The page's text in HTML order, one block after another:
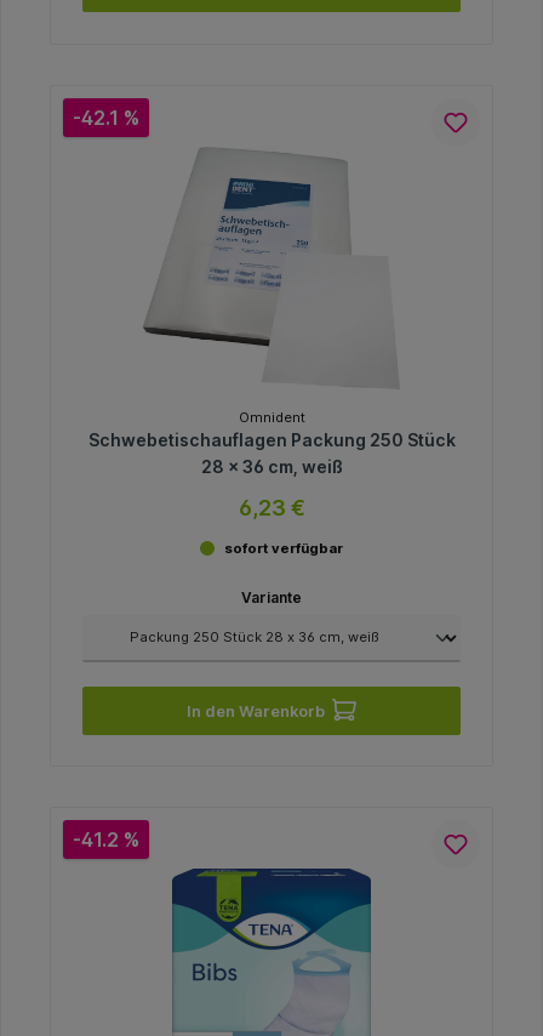
-42.1 %
Omnident
Schwebetischauflagen Packung 250 Stück
28 x 36 cm, weiß
6,23 €
sofort verfügbar
Variante
In den Warenkorb
-41.2 %